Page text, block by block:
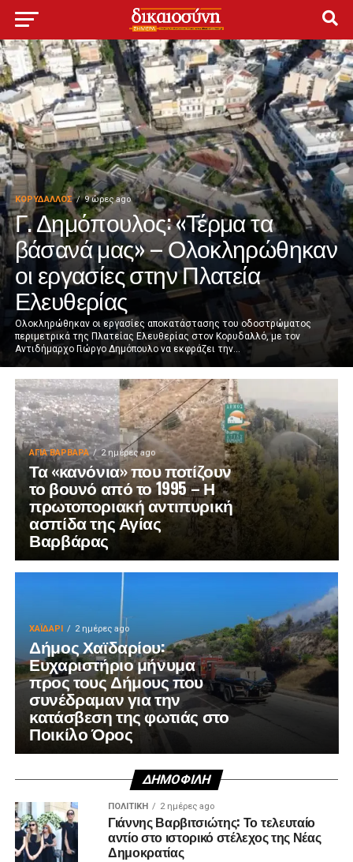
ΚΟΡΥΔΑΛΛΟΣ 9 ώρες ago
Γ. Δημόπουλος: «Τέρμα τα
βάσανά μας» – Ολοκληρώθηκαν
οι εργασίες στην Πλατεία
Ελευθερίας
Ολοκληρώθηκαν οι εργασίες αποκατάστασης του οδοστρώματος
περιμετρικά της Πλατείας Ελευθερίας στον Κορυδαλλό, με τον
Αντιδήμαρχο Γιώργο Δημόπουλο να εκφράζει την...
ΑΓΙΑ ΒΑΡΒΑΡΑ 2 ημέρες ago
Τα «κανόνια» που ποτίζουν
το βουνό από το 1995 – Η
πρωτοποριακή αντιπυρική
ασπίδα της Αγίας
Βαρβάρας
ΧΑΪΔΑΡΙ 2 ημέρες ago
Δήμος Χαϊδαρίου:
Ευχαριστήριο μήνυμα
προς τους Δήμους που
συνέδραμαν για την
κατάσβεση της φωτιάς στο
Ποικίλο Όρος
ΔΗΜΟΦΙΛΉ
ΠΟΛΙΤΙΚΉ 2 ημέρες ago
Γιάννης Βαρβιτσιώτης: Το τελευταίο
αντίο στο ιστορικό στέλεχος της Νέας
Δημοκρατίας